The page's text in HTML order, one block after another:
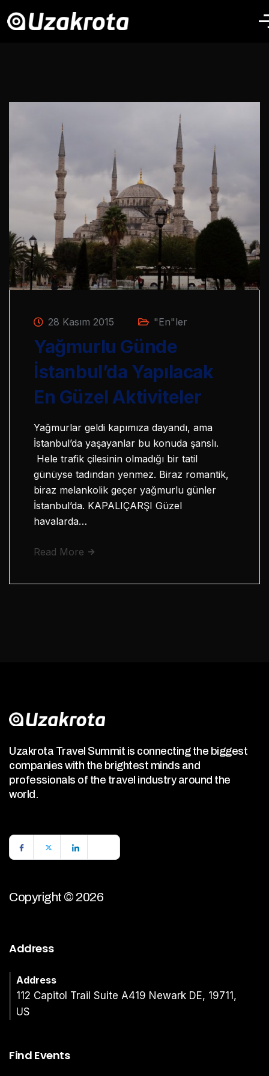
28 Kasım 2015 "En"ler
Yağmurlu Günde
İstanbul’da Yapılacak
En Güzel Aktiviteler
Yağmurlar geldi kapımıza dayandı, ama
İstanbul’da yaşayanlar bu konuda şanslı.
Hele trafik çilesinin olmadığı bir tatil
günüyse tadından yenmez. Biraz romantik,
biraz melankolik geçer yağmurlu günler
İstanbul’da. KAPALIÇARŞI Güzel
havalarda…
Read More
Uzakrota Travel Summit is connecting the biggest
companies with the brightest minds and
professionals of the travel industry around the
world.
Copyright © 2026
Address
Address
112 Capitol Trail Suite A419 Newark DE, 19711,
US
Find Events